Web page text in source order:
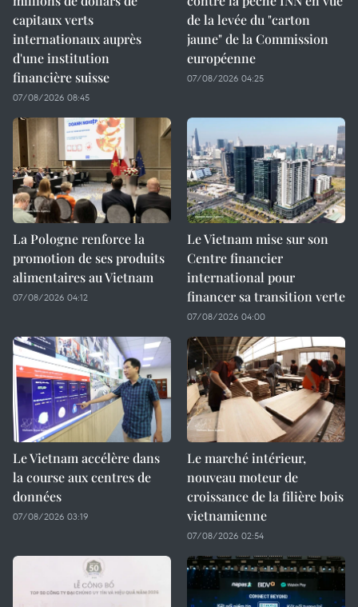
capitaux verts
internationaux auprès
d'une institution
financière suisse
07/08/2026 08:45
de la levée du "carton
jaune" de la Commission
européenne
07/08/2026 04:25
La Pologne renforce la
promotion de ses produits
alimentaires au Vietnam
07/08/2026 04:12
Le Vietnam mise sur son
Centre financier
international pour
financer sa transition verte
07/08/2026 04:00
Le Vietnam accélère dans
la course aux centres de
données
07/08/2026 03:19
Le marché intérieur,
nouveau moteur de
croissance de la filière bois
vietnamienne
07/08/2026 02:54